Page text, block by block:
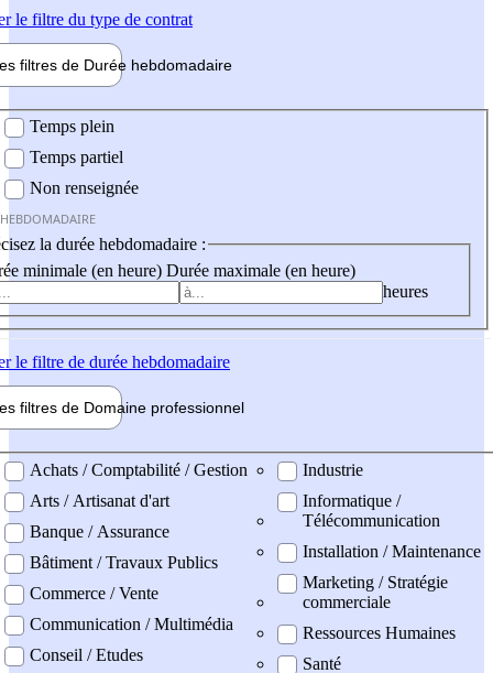
le filtre du type de contrat
filtres de Durée hebdomadaire
Temps plein
Temps partiel
Non renseignée
la durée hebdomadaire :
minimale (en heure) Durée maximale (en heure)
heures
le filtre de durée hebdomadaire
filtres de Domaine professionnel
professionel
Achats / Comptabilité / Gestion
Arts / Artisanat d'art
Banque / Assurance
Bâtiment / Travaux Publics
Commerce / Vente
Communication / Multimédia
Conseil / Etudes
Industrie
Informatique /
Télécommunication
Installation / Maintenance
Marketing / Stratégie
commerciale
Ressources Humaines
Santé